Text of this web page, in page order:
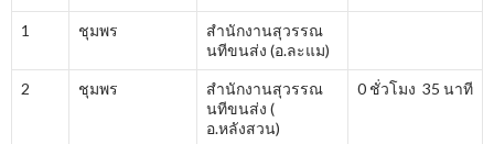
1 ชุมพร
สำนักงานสุวรรณ
นทีขนส่ง (อ.ละแม)
2 ชุมพร
สำนักงานสุวรรณ
นทีขนส่ง (
อ.หลังสวน)
0 ชั่วโมง 35 นาที